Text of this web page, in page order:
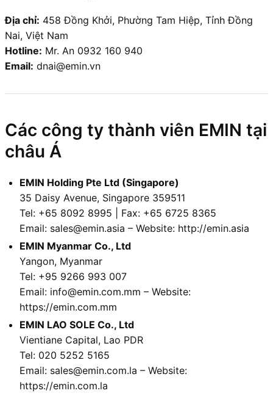
Địa chỉ: 458 Đồng Khởi, Phường Tam Hiệp, Tỉnh Đồng
Nai, Việt Nam
Hotline: Mr. An 0932 160 940
Email: dnai@emin.vn
Các công ty thành viên EMIN tại
châu Á
EMIN Holding Pte Ltd (Singapore)
35 Daisy Avenue, Singapore 359511
Tel: +65 8092 8995 | Fax: +65 6725 8365
Email: sales@emin.asia – Website: http://emin.asia
EMIN Myanmar Co., Ltd
Yangon, Myanmar
Tel: +95 9266 993 007
Email: info@emin.com.mm – Website:
https://emin.com.mm
EMIN LAO SOLE Co., Ltd
Vientiane Capital, Lao PDR
Tel: 020 5252 5165
Email: sales@emin.com.la – Website:
https://emin.com.la